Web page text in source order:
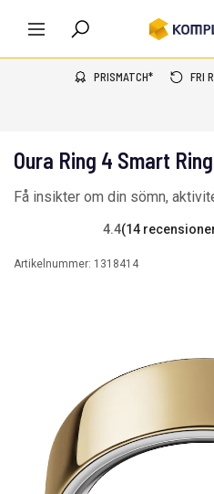
PRISMATCH* FRI
Oura Ring 4 Smart
Få insikter om din sömn,
4.4(14
Artikelnummer: 1318414